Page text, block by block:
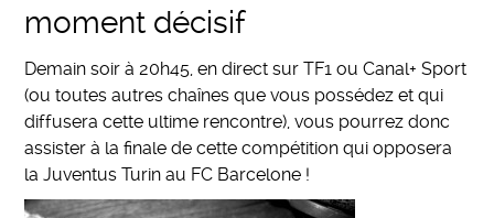
moment décisif
Demain soir à 20h45, en direct sur TF1 ou Canal+ Sport
(ou toutes autres chaînes que vous possédez et qui
diffusera cette ultime rencontre), vous pourrez donc
assister à la finale de cette compétition qui opposera
la Juventus Turin au FC Barcelone !